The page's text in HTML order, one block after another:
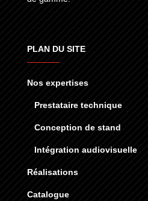
PLAN DU SITE
Nos expertises
Prestataire technique
Conception de stand
Intégration audiovisuelle
Réalisations
Catalogue